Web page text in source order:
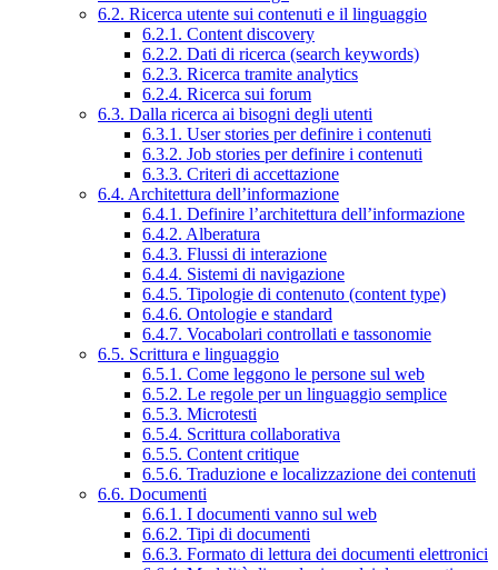
6.2. Ricerca utente sui contenuti e il linguaggio
6.2.1. Content discovery
6.2.2. Dati di ricerca (search keywords)
6.2.3. Ricerca tramite analytics
6.2.4. Ricerca sui forum
6.3. Dalla ricerca ai bisogni degli utenti
6.3.1. User stories per definire i contenuti
6.3.2. Job stories per definire i contenuti
6.3.3. Criteri di accettazione
6.4. Architettura dell’informazione
6.4.1. Definire l’architettura dell’informazione
6.4.2. Alberatura
6.4.3. Flussi di interazione
6.4.4. Sistemi di navigazione
6.4.5. Tipologie di contenuto (content type)
6.4.6. Ontologie e standard
6.4.7. Vocabolari controllati e tassonomie
6.5. Scrittura e linguaggio
6.5.1. Come leggono le persone sul web
6.5.2. Le regole per un linguaggio semplice
6.5.3. Microtesti
6.5.4. Scrittura collaborativa
6.5.5. Content critique
6.5.6. Traduzione e localizzazione dei contenuti
6.6. Documenti
6.6.1. I documenti vanno sul web
6.6.2. Tipi di documenti
6.6.3. Formato di lettura dei documenti elettronici